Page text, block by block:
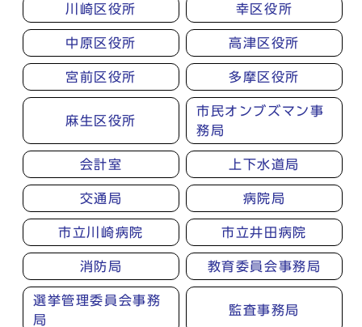
川崎区役所 幸区役所
中原区役所 高津区役所
宮前区役所 多摩区役所
麻生区役所
市民オンブズマン事
務局
会計室 上下水道局
交通局 病院局
市立川崎病院 市立井田病院
消防局 教育委員会事務局
選挙管理委員会事務
局
監査事務局